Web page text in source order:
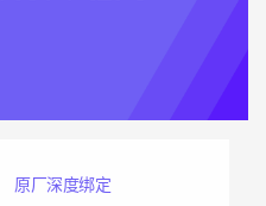
原厂深度绑定